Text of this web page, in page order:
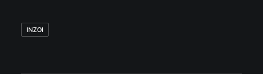
INZOI